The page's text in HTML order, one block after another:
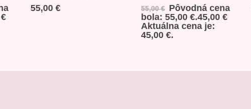
€
55,00 €
55,00€ Pôvodná cena
bola: 55,00 €.45,00 €
Aktuálna cena je:
45,00 €.